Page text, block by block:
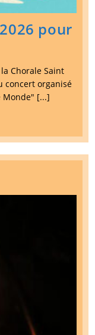
pour
Chorale Saint
concert organisé
Monde" [...]